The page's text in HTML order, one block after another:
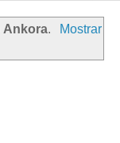
Ankora.
Mostrar